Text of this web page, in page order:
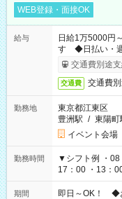
WEB登録・面接OK
給与
日給1万5000円
す ◆日払い・週
も異なります
交通費別途支
交通費 交通費
勤務地
東京都江東区
豊洲駅 / 東陽町
イベント会場
勤務時間
▼シフト例 ・08
17：00 ・13：00～
仕事により勤務
期間 即日～OK！ ◆